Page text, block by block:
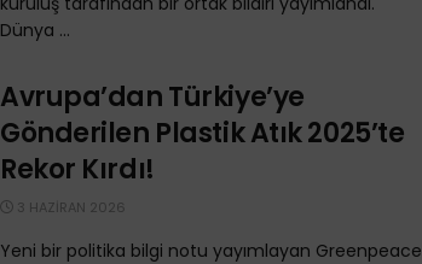
Dünya ...
Avrupa’dan Türkiye’ye
Gönderilen Plastik Atık 2025’te
Rekor Kırdı!
3 HAZIRAN 2026
Yeni bir politika bilgi notu yayımlayan Greenpeace